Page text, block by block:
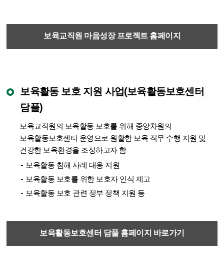
보육교직원 마음성장 프로젝트 홈페이지
보육활동 보호 지원 사업(보육활동보호센터
담풀)
보육교직원의 보육활동 보호를 위해 중앙차원의
보육활동보호센터 운영으로 원활한 보육 직무 수행 지원 및
건강한 보육환경을 조성하고자 함
보육활동 침해 사례 대응 지원
보육활동 보호를 위한 보호자 인식 제고
보육활동 보호 관련 정부 정책 지원 등
보육활동보호센터 담풀 홈페이지 바로가기